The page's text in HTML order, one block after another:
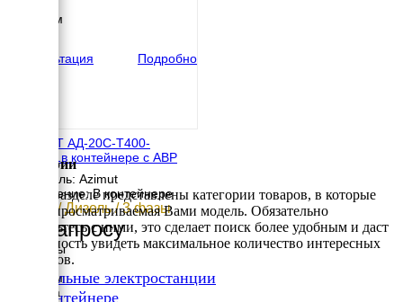
1230 мм
Консультация
Подробно
АЗИМУТ АД-20С-Т400-
2РНМ11в контейнере с АВР
Двигатель: Azimut
Исполнение: В контейнере
20 кВт / Дизель / 3 фазы
По запросу
Размеры
3050 мм
Ширина
Категории
В этом разделе представлены категории товаров, в которые
входит просматриваемая Вами модель. Обязательно
ознакомьтесь с ними, это сделает поиск более удобным и даст
возможность увидеть максимальное количество интересных
вариантов.
Дизельные электростанции
В контейнере